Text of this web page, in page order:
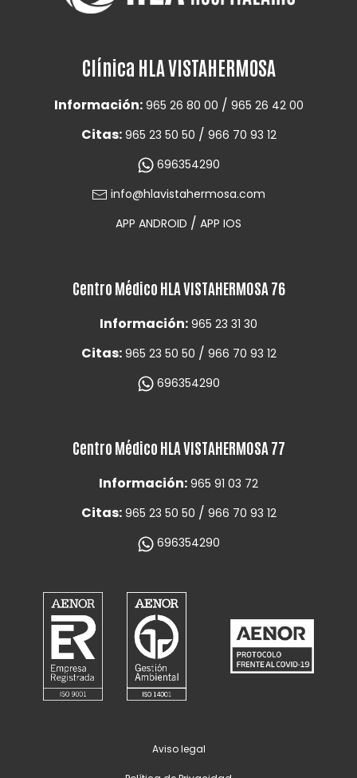
Clínica HLA VISTAHERMOSA
Información: 965 26 80 00 / 965 26 42 00
Citas: 965 23 50 50 / 966 70 93 12
696354290
info@hlavistahermosa.com
APP ANDROID / APP IOS
Centro Médico HLA VISTAHERMOSA 76
Información: 965 23 31 30
Citas: 965 23 50 50 / 966 70 93 12
696354290
Centro Médico HLA VISTAHERMOSA 77
Información: 965 91 03 72
Citas: 965 23 50 50 / 966 70 93 12
696354290
Aviso legal